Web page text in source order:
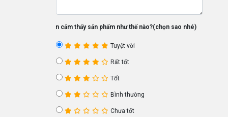
Bạn cảm thấy sản phẩm như thế nào?(chọn sao nhé)
Tuyệt vời
Rất tốt
Tốt
Bình thường
Chưa tốt